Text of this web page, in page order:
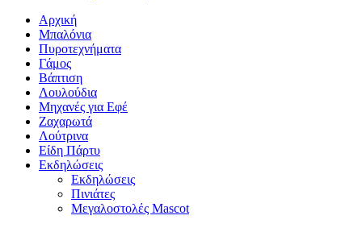
Αρχική
Μπαλόνια
Πυροτεχνήματα
Γάμος
Βάπτιση
Λουλούδια
Μηχανές για Εφέ
Ζαχαρωτά
Λούτρινα
Είδη Πάρτυ
Εκδηλώσεις
Εκδηλώσεις
Πινιάτες
Μεγαλοστολές Mascot